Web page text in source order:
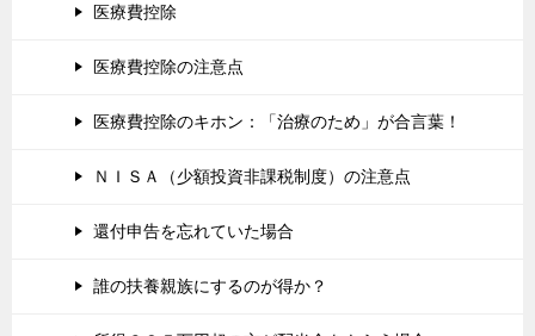
医療費控除
医療費控除の注意点
医療費控除のキホン：「治療のため」が合言葉！
ＮＩＳＡ（少額投資非課税制度）の注意点
還付申告を忘れていた場合
誰の扶養親族にするのが得か？